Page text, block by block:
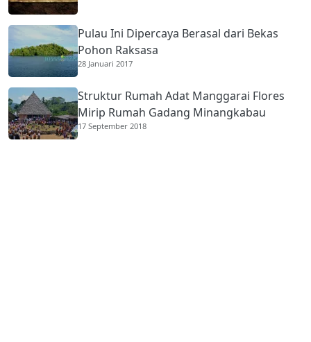
Pulau Ini Dipercaya Berasal dari Bekas
Pohon Raksasa
28 Januari 2017
Struktur Rumah Adat Manggarai Flores
Mirip Rumah Gadang Minangkabau
17 September 2018